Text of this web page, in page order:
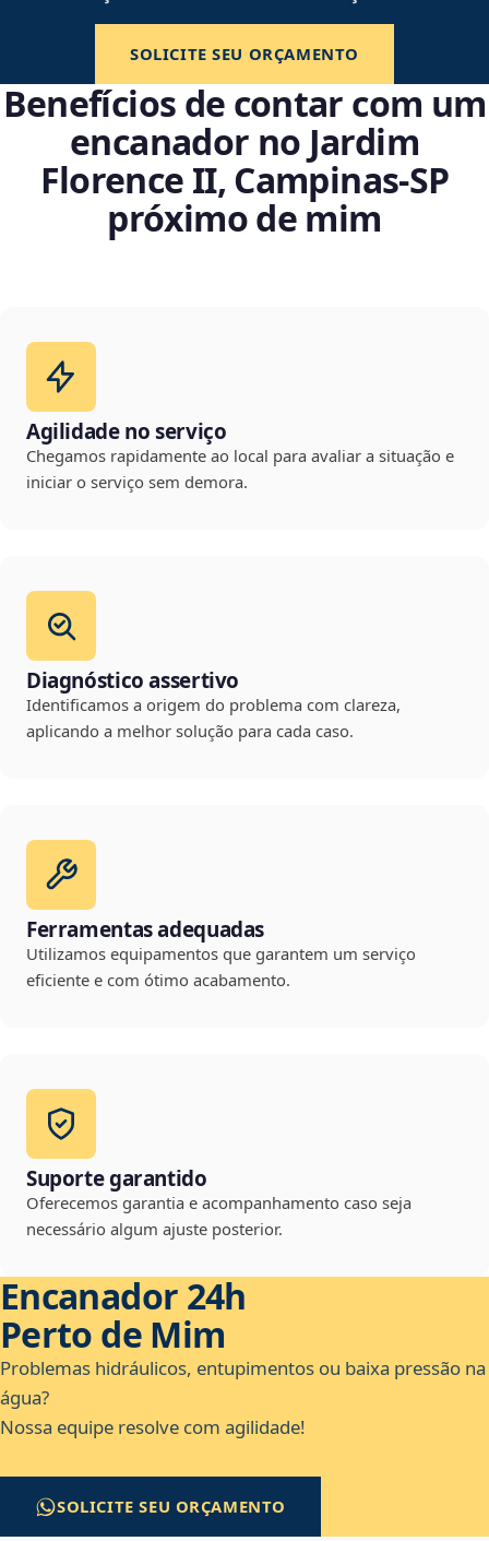
SOLICITE SEU ORÇAMENTO
Benefícios de contar com um
encanador no Jardim
Florence II, Campinas‑SP
próximo de mim
Agilidade no serviço
Chegamos rapidamente ao local para avaliar a situação e
iniciar o serviço sem demora.
Diagnóstico assertivo
Identificamos a origem do problema com clareza,
aplicando a melhor solução para cada caso.
Ferramentas adequadas
Utilizamos equipamentos que garantem um serviço
eficiente e com ótimo acabamento.
Suporte garantido
Oferecemos garantia e acompanhamento caso seja
necessário algum ajuste posterior.
Encanador 24h
Perto de Mim
Problemas hidráulicos, entupimentos ou baixa pressão na
água?
Nossa equipe resolve com agilidade!
SOLICITE SEU ORÇAMENTO